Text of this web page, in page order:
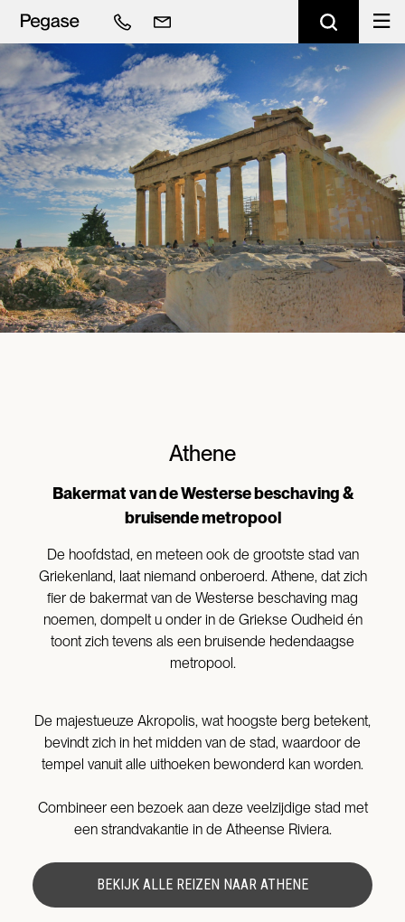
Athene
Bakermat van de Westerse beschaving &
bruisende metropool
De hoofdstad, en meteen ook de grootste stad van
Griekenland, laat niemand onberoerd. Athene, dat zich
fier de bakermat van de Westerse beschaving mag
noemen, dompelt u onder in de Griekse Oudheid én
toont zich tevens als een bruisende hedendaagse
metropool.
De majestueuze Akropolis, wat hoogste berg betekent,
bevindt zich in het midden van de stad, waardoor de
tempel vanuit alle uithoeken bewonderd kan worden.
Combineer een bezoek aan deze veelzijdige stad met
een strandvakantie in de Atheense Riviera.
BEKIJK ALLE REIZEN NAAR ATHENE